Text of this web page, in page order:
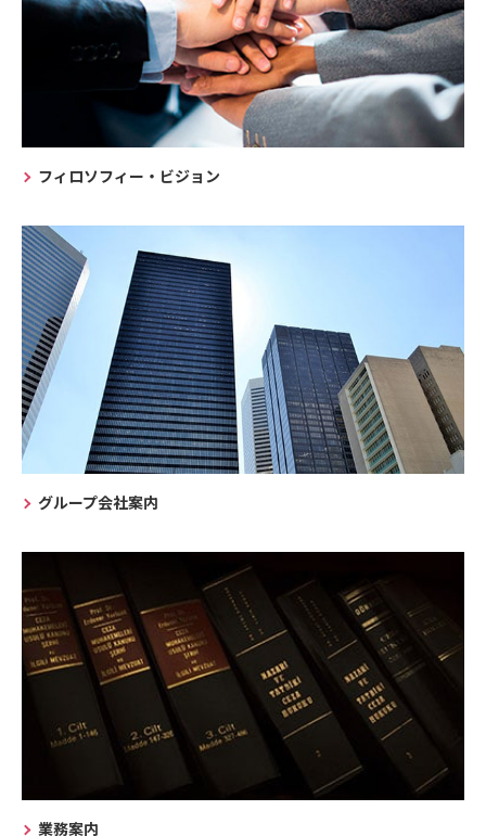
フィロソフィー・ビジョン
グループ会社案内
業務案内